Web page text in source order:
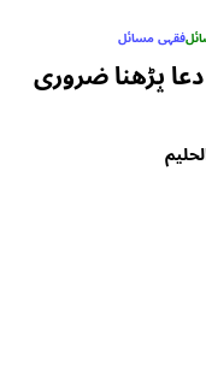
فقہی مسائل
پڑھنا ضروری